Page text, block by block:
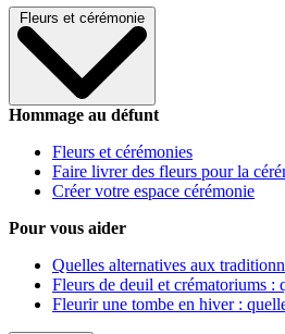
Fleurs et cérémonie
Hommage au défunt
Fleurs et cérémonies
Faire livrer des fleurs pour la
Créer votre espace cérémonie
Pour vous aider
Quelles alternatives aux
Fleurs de deuil et crématoriums :
Fleurir une tombe en hiver :